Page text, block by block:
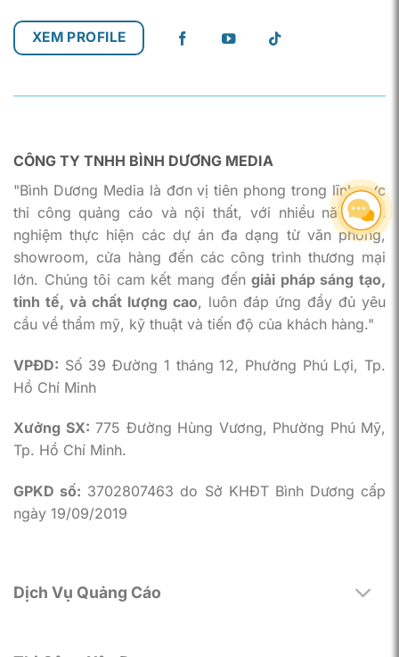
XEM PROFILE
CÔNG TY TNHH BÌNH DƯƠNG MEDIA
"Bình Dương Media là đơn vị tiên phong trong lĩnh vực
thi công quảng cáo và nội thất, với nhiều năm kinh
nghiệm thực hiện các dự án đa dạng từ văn phòng,
showroom, cửa hàng đến các công trình thương mại
lớn. Chúng tôi cam kết mang đếngiải pháp sáng tạo,
tinh tế, và chất lượng cao, luôn đáp ứng đầy đủ yêu
cầu về thẩm mỹ, kỹ thuật và tiến độ của khách hàng."
VPĐD: Số 39 Đường 1 tháng 12, Phường Phú Lợi, Tp.
Hồ Chí Minh
Xưởng SX: 775 Đường Hùng Vương, Phường Phú Mỹ,
Tp. Hồ Chí Minh.
GPKD số: 3702807463 do Sở KHĐT Bình Dương cấp
ngày 19/09/2019
Dịch Vụ Quảng Cáo